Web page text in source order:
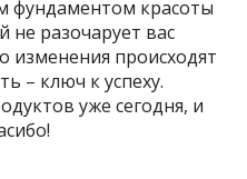
фундаментом красоты
не разочарует вас
изменения происходят
– ключ к успеху.
уже сегодня, и